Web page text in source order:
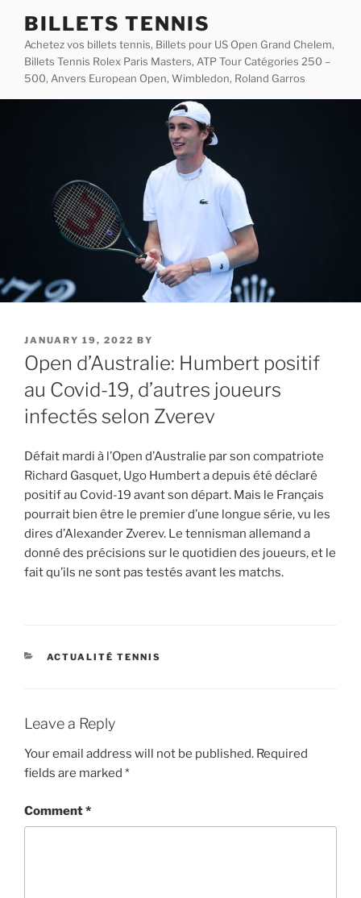
content
BILLETS TENNIS
Achetez vos billets tennis, Billets pour US Open Grand Chelem,
Billets Tennis Rolex Paris Masters, ATP Tour Catégories 250 –
500, Anvers European Open, Wimbledon, Roland Garros
POSTED
ON
JANUARY 19, 2022 BY
Open d’Australie: Humbert positif
au Covid-19, d’autres joueurs
infectés selon Zverev
Défait mardi à l’Open d’Australie par son compatriote
Richard Gasquet, Ugo Humbert a depuis été déclaré
positif au Covid-19 avant son départ. Mais le Français
pourrait bien être le premier d’une longue série, vu les
dires d’Alexander Zverev. Le tennisman allemand a
donné des précisions sur le quotidien des joueurs, et le
fait qu’ils ne sont pas testés avant les matchs.
CATEGORIES
ACTUALITÉ TENNIS
Leave a Reply
Your email address will not be published. Required
fields are marked *
Comment*